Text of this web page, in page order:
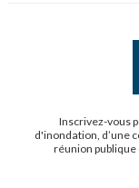
Inscrivez-vous
d'inondation, d’une
réunion publique